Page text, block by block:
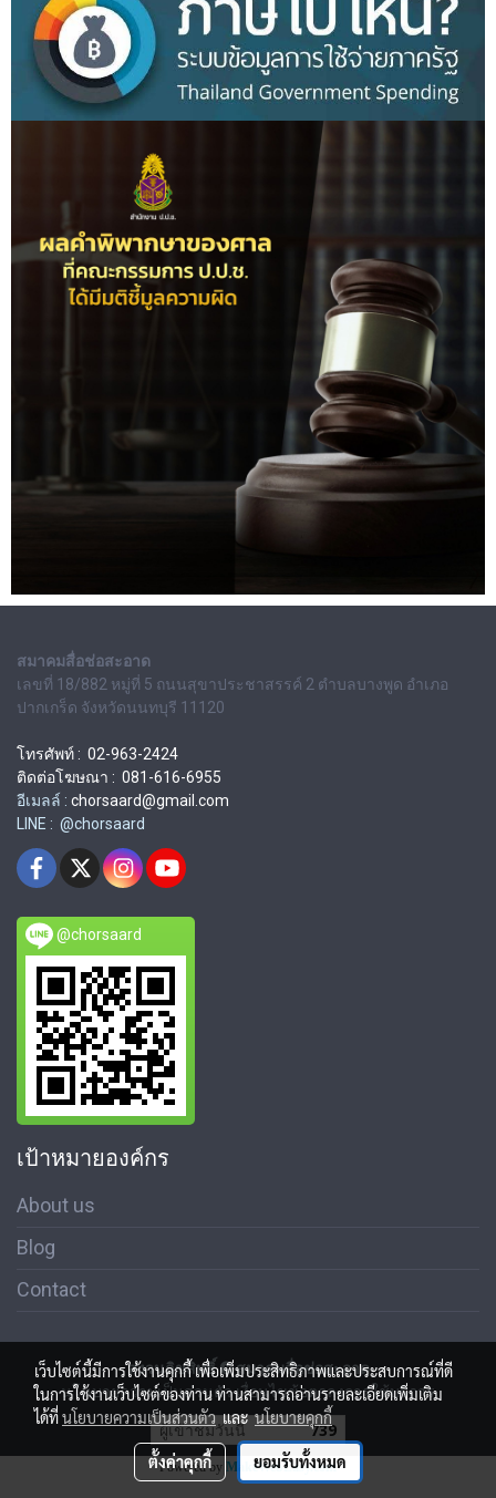
สมาคมสื่อช่อสะอาด
เลขที่ 18/882 หมู่ที่ 5 ถนนสุขาประชาสรรค์ 2 ตำบลบางพูด อำเภอ
ปากเกร็ด จังหวัดนนทบุรี 11120
โทรศัพท์ : 02-963-2424
ติดต่อโฆษณา : 081-616-6955
อีเมลล์ : chorsaard@gmail.com
LINE : @chorsaard
@chorsaard
เป้าหมายองค์กร
About us
Blog
Contact
สงวนลิขสิทธิ์ © สมาคมสื่อช่อสะอาด
นโนบายความเป็นส่วนตัว เงื่อนไขข้อตกลงการใช้บริการ
ผู้เข้าชมวันนี้ 739
Powered by MakeWebEasy.com
เว็บไซต์นี้มีการใช้งานคุกกี้ เพื่อเพิ่มประสิทธิภาพและประสบการณ์ที่ดี
ในการใช้งานเว็บไซต์ของท่าน ท่านสามารถอ่านรายละเอียดเพิ่มเติม
ได้ที่นโยบายความเป็นส่วนตัวและนโยบายคุกกี้
ตั้งค่าคุกกี้ ยอมรับทั้งหมด